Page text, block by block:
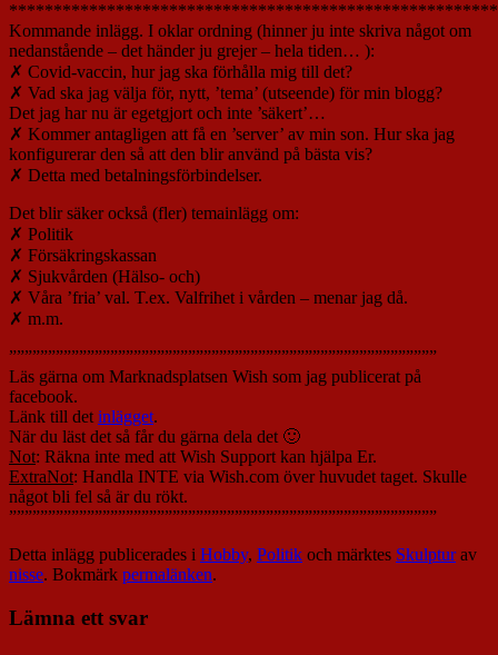
Kommande inlägg. I oklar ordning (hinner ju inte skriva något om
nedanstående – det händer ju grejer – hela tiden… ):
✗ Covid-vaccin, hur jag ska förhålla mig till det?
✗ Vad ska jag välja för, nytt, ’tema’ (utseende) för min blogg?
Det jag har nu är egetgjort och inte ’säkert’…
✗ Kommer antagligen att få en ’server’ av min son. Hur ska jag
konfigurerar den så att den blir använd på bästa vis?
✗ Detta med betalningsförbindelser.
Det blir säker också (fler) temainlägg om:
✗ Politik
✗ Försäkringskassan
✗ Sjukvården (Hälso- och)
✗ Våra ’fria’ val. T.ex. Valfrihet i vården – menar jag då.
✗ m.m.
”””””””””””””””””””””””””””””””””””””””””””””””””””””””
Läs gärna om Marknadsplatsen Wish som jag publicerat på
facebook.
Länk till detinlägget.
När du läst det så får du gärna dela det 🙂
Not: Räkna inte med att Wish Support kan hjälpa Er.
ExtraNot: Handla INTE via Wish.com över huvudet taget. Skulle
något bli fel så är du rökt.
”””””””””””””””””””””””””””””””””””””””””””””””””””””””
Detta inlägg publicerades i Hobby, Politik och märktes Skulpturav
nisse. Bokmärk permalänken.
Lämna ett svar